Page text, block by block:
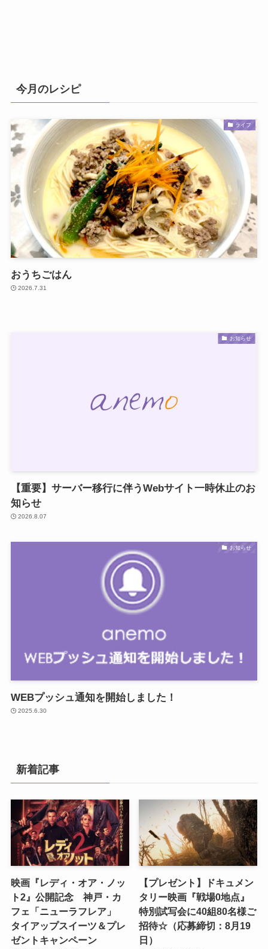
今月のレシピ
ライフ
おうちごはん
2026.7.31
お知らせ
【重要】サーバー移行に伴うWebサイト一時休止のお
知らせ
2026.8.07
お知らせ
WEBプッシュ通知を開始しました！
2025.6.30
新着記事
映画『レディ・オア・ノッ
ト2』公開記念 神戸・カ
フェ「ニューラフレア」
タイアップスイーツ＆プレ
ゼントキャンペーン
【プレゼント】ドキュメン
タリー映画『戦場0地点』
特別試写会に40組80名様ご
招待☆（応募締切：8月19
日）